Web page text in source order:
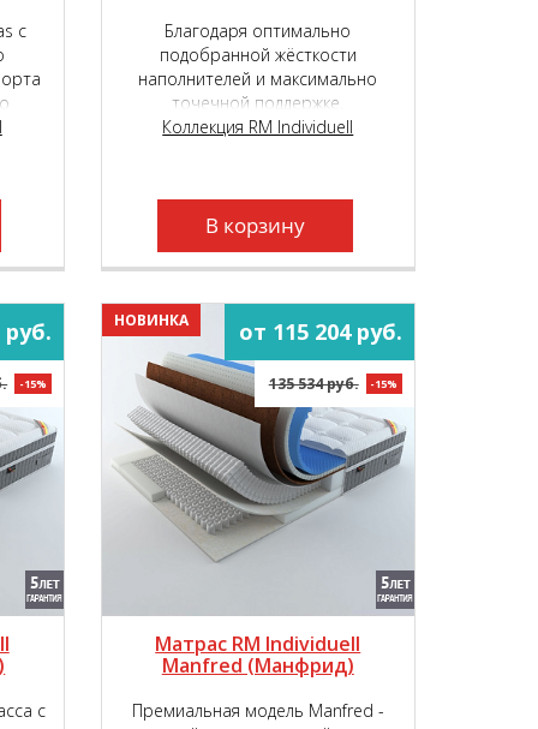
с
S
Благодаря оптимально
подобранной жёсткости
наполнителей и максимально
точечной поддержке,
обеспечиваемой независимым
наивысший уровень комфорта во
время сна и отдыха.
Коллекция RM Individuell
В корзину
руб.
-15%
с
НОВИНКА от 115 204 руб.
135 534 руб. -15%
Матрас RM Individuell
Manfred (Манфрид)
Премиальная модель Manfred -